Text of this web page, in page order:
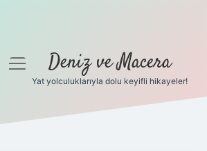
menüyüDeniz ve Macera
Yat yolculuklarıyla dolu keyifli hikayeler!